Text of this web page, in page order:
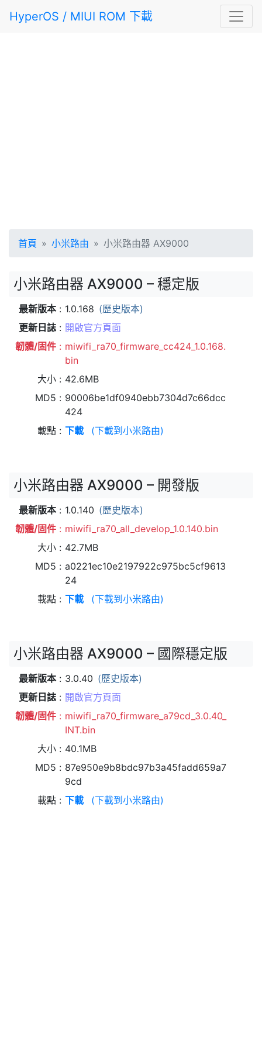
HyperOS / MIUI ROM 下載
首頁 小米路由 小米路由器 AX9000
小米路由器 AX9000 – 穩定版
最新版本 1.0.168 (歷史版本)
更新日誌
開啟官方頁面
韌體/固件
miwifi_ra70_firmware_cc424_1.0.168.
bin
大小
42.6MB
MD5
90006be1df0940ebb7304d7c66dcc
424
載點
下載 (下載到小米路由)
小米路由器 AX9000 – 開發版
最新版本 1.0.140 (歷史版本)
韌體/固件
miwifi_ra70_all_develop_1.0.140.bin
大小
42.7MB
MD5
a0221ec10e2197922c975bc5cf9613
24
載點
下載 (下載到小米路由)
小米路由器 AX9000 – 國際穩定版
最新版本 3.0.40 (歷史版本)
更新日誌
開啟官方頁面
韌體/固件
miwifi_ra70_firmware_a79cd_3.0.40_
INT.bin
大小
40.1MB
MD5
87e950e9b8bdc97b3a45fadd659a7
9cd
載點
下載 (下載到小米路由)